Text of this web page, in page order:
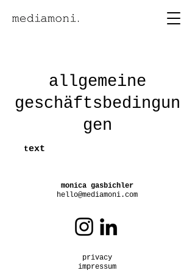
allgemeine
geschäftsbedingun
gen
text
monica gasbichler
hello@mediamoni.com
privacy
impressum